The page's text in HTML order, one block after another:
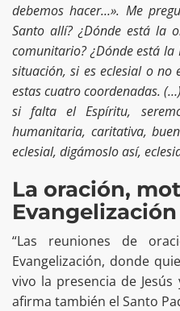
debemos hacer…». Me
Santo allí? ¿Dónde está la
comunitario? ¿Dónde está la
situación, si es eclesial o no
estas cuatro coordenadas.
si falta el Espíritu,
humanitaria, caritativa,
eclesial, digámoslo así,
La oración,
Evangelización
“Las reuniones de
Evangelización, donde
vivo la presencia de
afirma también el Santo